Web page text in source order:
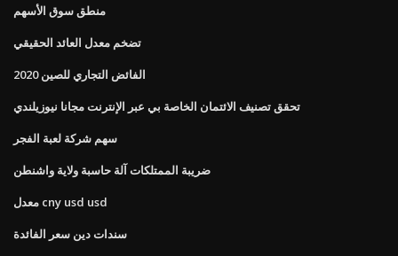
منطق سوق الأسهم
تضخم معدل العائد الحقيقي
الفائض التجاري للصين 2020
تحقق تصنيف الائتمان الخاصة بي عبر الإنترنت مجانا نيوزيلندي
سهم شركة لعبة الفجر
ضريبة الممتلكات آلة حاسبة ولاية واشنطن
معدل cny usd usd
سندات دين سعر الفائدة